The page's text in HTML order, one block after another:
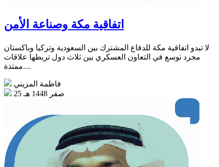
اتفاقية مكة وصناعة الأمن
لا تبدو اتفاقية مكة للدفاع المشترك بين السعودية وتركيا وباكستان
مجرد توسع في التعاون العسكري بين ثلاث دول تربطها علاقات
ممتدة....
فاطمة المزيني
25 صفر 1448 هـ